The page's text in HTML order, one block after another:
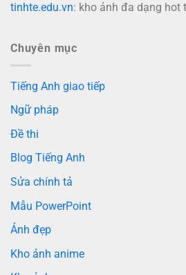
tinhte.edu.vn: kho ảnh đa dạng hot
Chuyên mục
Tiếng Anh giao tiếp
Ngữ pháp
Đề thi
Blog Tiếng Anh
Sửa chính tả
Mẫu PowerPoint
Ảnh đẹp
Kho ảnh anime